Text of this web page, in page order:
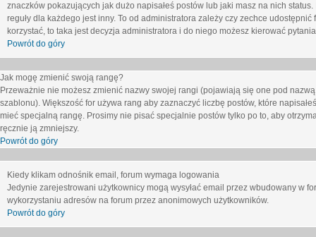
znaczków pokazujących jak dużo napisałeś postów lub jaki masz na nich
reguły dla każdego jest inny. To od administratora zależy czy zechce
korzystać, to taka jest decyzja administratora i do niego możesz kierować
Powrót do góry
Jak mogę zmienić swoją rangę?
Przeważnie nie możesz zmienić nazwy swojej rangi (pojawiają się one pod
szablonu). Większość for używa rang aby zaznaczyć liczbę postów, które
mieć specjalną rangę. Prosimy nie pisać specjalnie postów tylko po to, aby
ręcznie ją zmniejszy.
Powrót do góry
Kiedy klikam odnośnik email, forum wymaga logowania
Jedynie zarejestrowani użytkownicy mogą wysyłać email przez wbudowany w
wykorzystaniu adresów na forum przez anonimowych użytkowników.
Powrót do góry